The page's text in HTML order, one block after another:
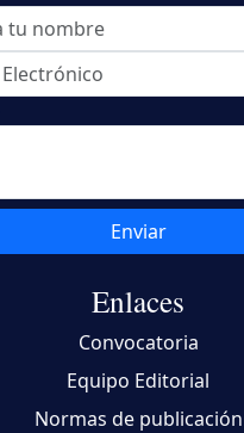
Enlaces
Convocatoria
Equipo Editorial
Normas de publicación
Enviar